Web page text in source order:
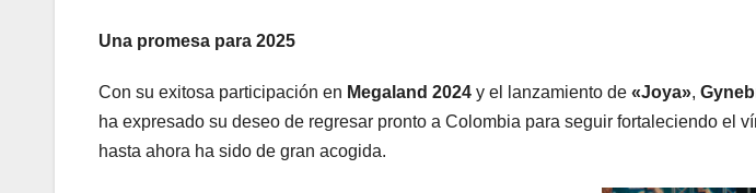
Una promesa para 2025
Con su exitosa participación en Megaland 2024 y el lanzamiento de «Joya»,
ha expresado su deseo de regresar pronto a Colombia para seguir fortaleciendo
hasta ahora ha sido de gran acogida.